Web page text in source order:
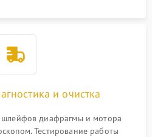
и очистка
шлейфов диафрагмы и мотора
Тестирование работы